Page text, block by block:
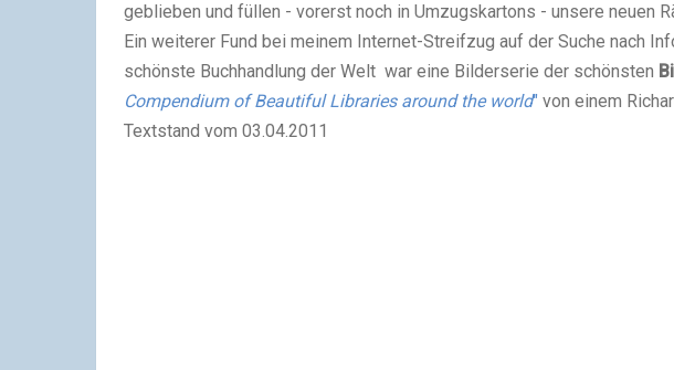
geblieben und füllen - vorerst noch in Umzugskartons - unsere neuen
Ein weiterer Fund bei meinem Internet-Streifzug auf der Suche nach
schönste Buchhandlung der Welt war eine Bilderserie der schönsten
Compendium of Beautiful Libraries around the world" von einem
Textstand vom 03.04.2011